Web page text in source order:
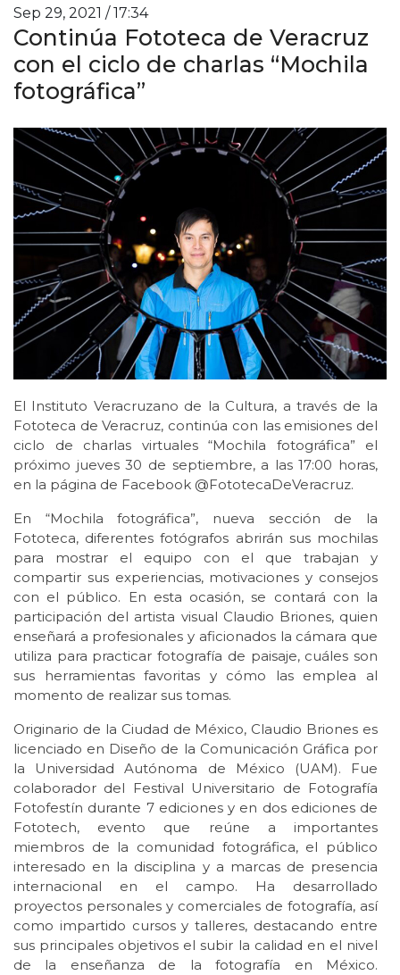
Sep 29, 2021 / 17:34
Continúa Fototeca de Veracruz
con el ciclo de charlas “Mochila
fotográfica”
El Instituto Veracruzano de la Cultura, a través de la
Fototeca de Veracruz, continúa con las emisiones del
ciclo de charlas virtuales “Mochila fotográfica” el
próximo jueves 30 de septiembre, a las 17:00 horas,
en la página de Facebook @FototecaDeVeracruz.
En “Mochila fotográfica”, nueva sección de la
Fototeca, diferentes fotógrafos abrirán sus mochilas
para mostrar el equipo con el que trabajan y
compartir sus experiencias, motivaciones y consejos
con el público. En esta ocasión, se contará con la
participación del artista visual Claudio Briones, quien
enseñará a profesionales y aficionados la cámara que
utiliza para practicar fotografía de paisaje, cuáles son
sus herramientas favoritas y cómo las emplea al
momento de realizar sus tomas.
Originario de la Ciudad de México, Claudio Briones es
licenciado en Diseño de la Comunicación Gráfica por
la Universidad Autónoma de México (UAM). Fue
colaborador del Festival Universitario de Fotografía
Fotofestín durante 7 ediciones y en dos ediciones de
Fototech, evento que reúne a importantes
miembros de la comunidad fotográfica, el público
interesado en la disciplina y a marcas de presencia
internacional en el campo. Ha desarrollado
proyectos personales y comerciales de fotografía, así
como impartido cursos y talleres, destacando entre
sus principales objetivos el subir la calidad en el nivel
de la enseñanza de la fotografía en México.